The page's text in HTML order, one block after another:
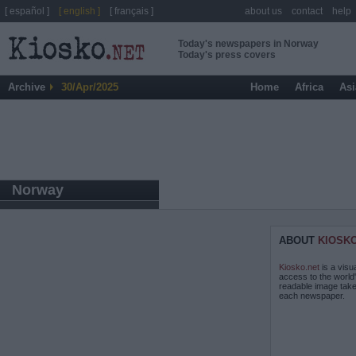
Today's newspapers in Norway
Today's press covers
Archive 30/Apr/2025 Home Africa
Norway
ABOUT
Kiosko.net is a
access to the
readable image
each newspaper.
[ español ] [ english ] [ français ] about us contact help